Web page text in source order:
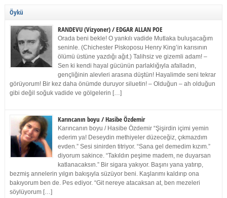
Öykü
RANDEVU (Vizyoner) / EDGAR ALLAN POE
Orada beni bekle! O yankılı vadide Mutlaka buluşacağım
seninle. (Chichester Piskoposu Henry King’in karısının
ölümü üstüne yazdığı ağıt.) Talihsiz ve gizemli adam! –
Sen ki kendi hayal gücünün parlaklığıyla afalladın,
gençliğinin alevleri arasına düştün! Hayalimde seni tekrar
görüyorum! Bir kez daha önümde duruyor siluetin! – Olduğun – ah olduğun
gibi değil soğuk vadide ve gölgelerin […]
Karıncanın boyu / Hasibe Özdemir
Karıncanın boyu / Hasibe Özdemir “Şişirdin içimi yemin
ederim ya! Deseydin methiyeler düzeceğiz, çıkmazdım
evden.” Sesi sinirden titriyor. “Sana gel demedim kızım.”
diyorum sakince. “Takıldın peşime madem, ne duyarsan
katlanacaksın.” Bir sigara yakıyor. Başını yana yatırıp,
bezmiş annelerin yılgın bakışıyla süzüyor beni. Kaşlarımı kaldırıp ona
bakıyorum ben de. Pes ediyor. “Git nereye atacaksan at, ben mezeleri
söylüyorum […]